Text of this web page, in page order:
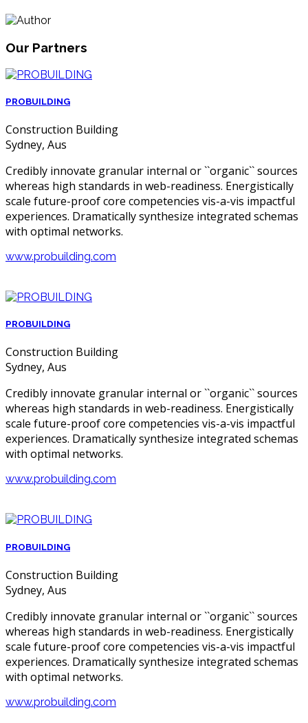
Our Partners
PROBUILDING
Construction Building
Sydney, Aus
Credibly innovate granular internal or ``organic`` sources
whereas high standards in web-readiness. Energistically
scale future-proof core competencies vis-a-vis impactful
experiences. Dramatically synthesize integrated schemas
with optimal networks.
www.probuilding.com
PROBUILDING
Construction Building
Sydney, Aus
Credibly innovate granular internal or ``organic`` sources
whereas high standards in web-readiness. Energistically
scale future-proof core competencies vis-a-vis impactful
experiences. Dramatically synthesize integrated schemas
with optimal networks.
www.probuilding.com
PROBUILDING
Construction Building
Sydney, Aus
Credibly innovate granular internal or ``organic`` sources
whereas high standards in web-readiness. Energistically
scale future-proof core competencies vis-a-vis impactful
experiences. Dramatically synthesize integrated schemas
with optimal networks.
www.probuilding.com